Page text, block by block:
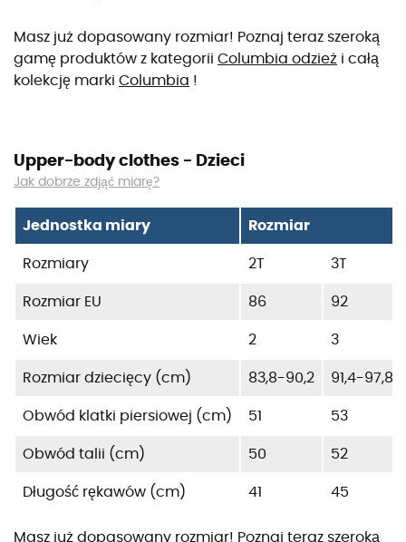
Masz już dopasowany rozmiar! Poznaj teraz szeroką
gamę produktów z kategorii Columbia odzież i całą
kolekcję marki Columbia !
Upper-body clothes - Dzieci
Jak dobrze zdjąć miarę?
Jednostka miary Rozmiar
Rozmiary 2T 3T
Rozmiar EU 86 92
Wiek 2 3
Rozmiar dziecięcy (cm) 83,8-90,2 91,4-97,8
Obwód klatki piersiowej (cm) 51 53
Obwód talii (cm) 50 52
Długość rękawów (cm) 41 45
Masz już dopasowany rozmiar! Poznaj teraz szeroką